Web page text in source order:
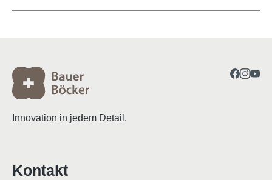
Innovation in jedem Detail.
Kontakt